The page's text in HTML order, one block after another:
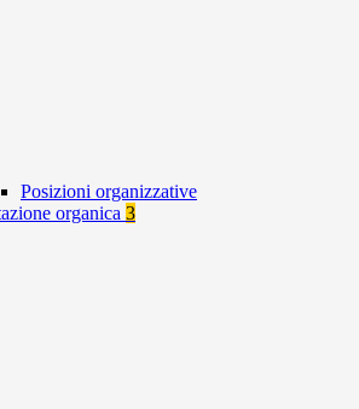
Posizioni organizzative
organica 3